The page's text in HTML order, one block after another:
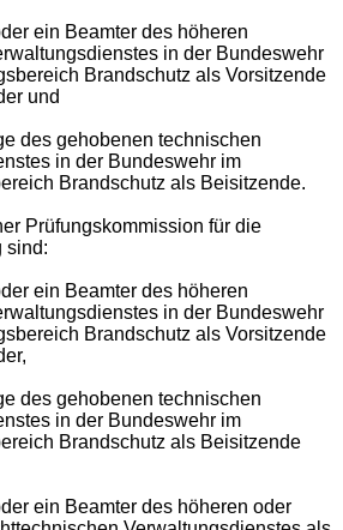
ein Beamter des höheren
in der Bundeswehr
Brandschutz als Vorsitzende
und
des gehobenen technischen
in der Bundeswehr im
Brandschutz als Beisitzende.
Prüfungskommission für die
sind:
ein Beamter des höheren
in der Bundeswehr
Brandschutz als Vorsitzende
des gehobenen technischen
in der Bundeswehr im
Brandschutz als Beisitzende
ein Beamter des höheren oder